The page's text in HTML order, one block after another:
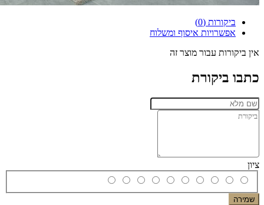
ביקורות (0)
אפשרויות איסוף ומשלוח
אין ביקורות עבור מוצר זה
כתבו ביקורת
ציון
שמירה